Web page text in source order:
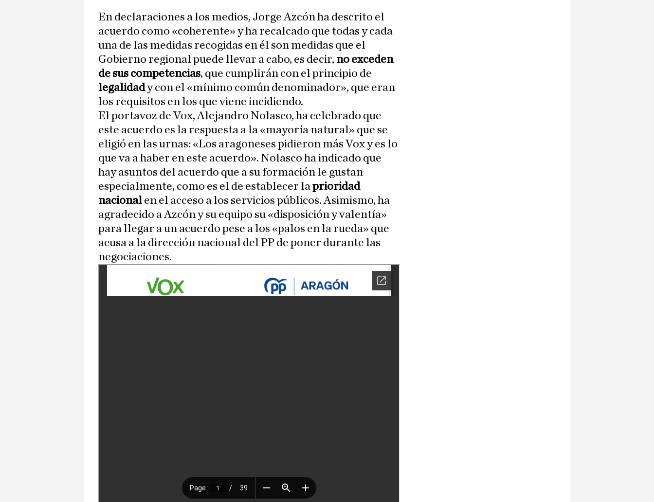
En declaraciones a los medios, Jorge Azcón ha descrito el
acuerdo como «coherente» y ha recalcado que todas y cada
una de las medidas recogidas en él son medidas que el
Gobierno regional puede llevar a cabo, es decir, no exceden
de sus competencias, que cumplirán con el principio de
legalidady con el «mínimo común denominador», que eran
los requisitos en los que viene incidiendo.
El portavoz de Vox, Alejandro Nolasco, ha celebrado que
este acuerdo es la respuesta a la «mayoría natural» que se
eligió en las urnas: «Los aragoneses pidieron más Vox y es lo
que va a haber en este acuerdo». Nolasco ha indicado que
hay asuntos del acuerdo que a su formación le gustan
especialmente, como es el de establecer laprioridad
nacional en el acceso a los servicios públicos. Asimismo, ha
agradecido a Azcón y su equipo su «disposición y valentía»
para llegar a un acuerdo pese a los «palos en la rueda» que
acusa a la dirección nacional del PP de poner durante las
negociaciones.